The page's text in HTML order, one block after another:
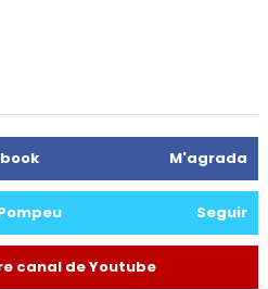
M'agrada
Seguir
canal de Youtube